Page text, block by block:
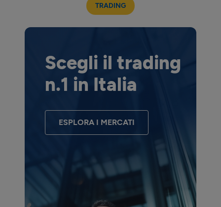
TRADING
Scegli il trading
n.1 in Italia
ESPLORA I MERCATI